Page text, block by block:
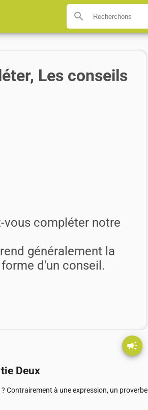
search
Les conseils
vous compléter notre
généralement la
d'un conseil.
campaign
Deux
Contrairement à une expression, un proverbe